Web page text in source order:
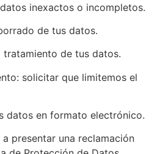
inexactos o incompletos.
de tus datos.
tratamiento de tus datos.
solicitar que limitemos el
datos en formato electrónico.
presentar una reclamación